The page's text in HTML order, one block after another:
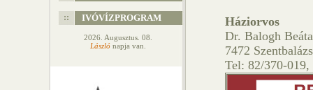
IVÓVÍZPROGRAM
2026. Augusztus. 08.
László napja van.
Háziorvos
Dr. Balogh
7472
Tel: 82/370-019,